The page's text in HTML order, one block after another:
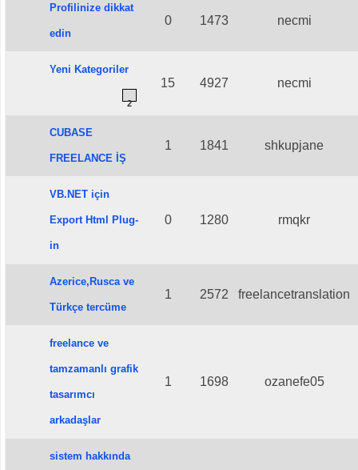
Profilinize dikkat
edin
0 1473 necmi
Yeni Kategoriler
2
15 4927 necmi
CUBASE
FREELANCE İŞ
1 1841 shkupjane
VB.NET için
Export Html Plug-
in
0 1280 rmqkr
Azerice,Rusca ve
Türkçe tercüme
1 2572 freelancetranslation
freelance ve
tamzamanlı grafik
tasarımcı
arkadaşlar
1 1698 ozanefe05
sistem hakkında